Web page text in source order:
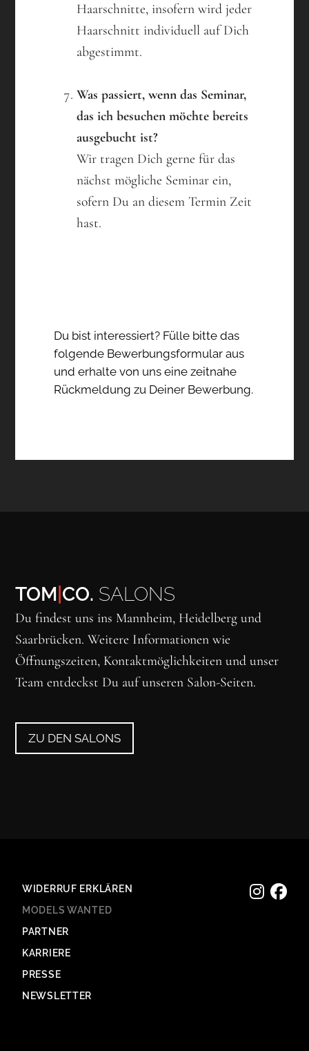
Haarschnitte, insofern wird jeder
Haarschnitt individuell auf Dich
abgestimmt.
Was passiert, wenn das Seminar,
das ich besuchen möchte bereits
ausgebucht ist?
Wir tragen Dich gerne für das
nächst mögliche Seminar ein,
sofern Du an diesem Termin Zeit
hast.
Du bist interessiert? Fülle bitte das
folgende Bewerbungsformular aus
und erhalte von uns eine zeitnahe
Rückmeldung zu Deiner Bewerbung.
TOM CO. SALONS
Du findest uns ins Mannheim, Heidelberg und
Saarbrücken. Weitere Informationen wie
Öffnungszeiten, Kontaktmöglichkeiten und unser
Team entdeckst Du auf unseren Salon-Seiten.
ZU DEN SALONS
WIDERRUF ERKLÄREN
MODELS WANTED
PARTNER
KARRIERE
PRESSE
NEWSLETTER